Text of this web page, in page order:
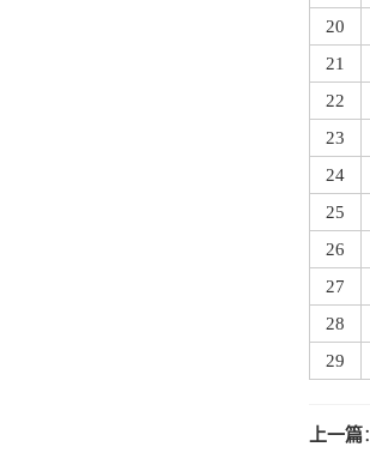
20
21
22
23
24
25
26
27
28
29
上一篇：